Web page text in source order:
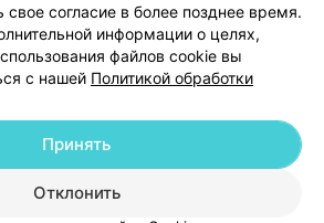
персональных данных
УНП 191700409| 220012, Республика Беларусь,
Толбухина, 2, пом. 16 | help@103.by
свое согласие в более позднее время.
информации о целях,
файлов cookie вы
с нашей Политикой обработки
Отклонить
Принять